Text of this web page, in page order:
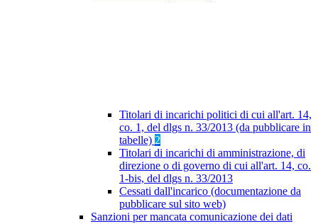
Titolari di incarichi politici di cui all'art. 14,
co. 1, del dlgs n. 33/2013 (da pubblicare in
tabelle) 2
Titolari di incarichi di amministrazione, di
direzione o di governo di cui all'art. 14, co.
1-bis, del dlgs n. 33/2013
Cessati dall'incarico (documentazione da
pubblicare sul sito web)
Sanzioni per mancata comunicazione dei dati